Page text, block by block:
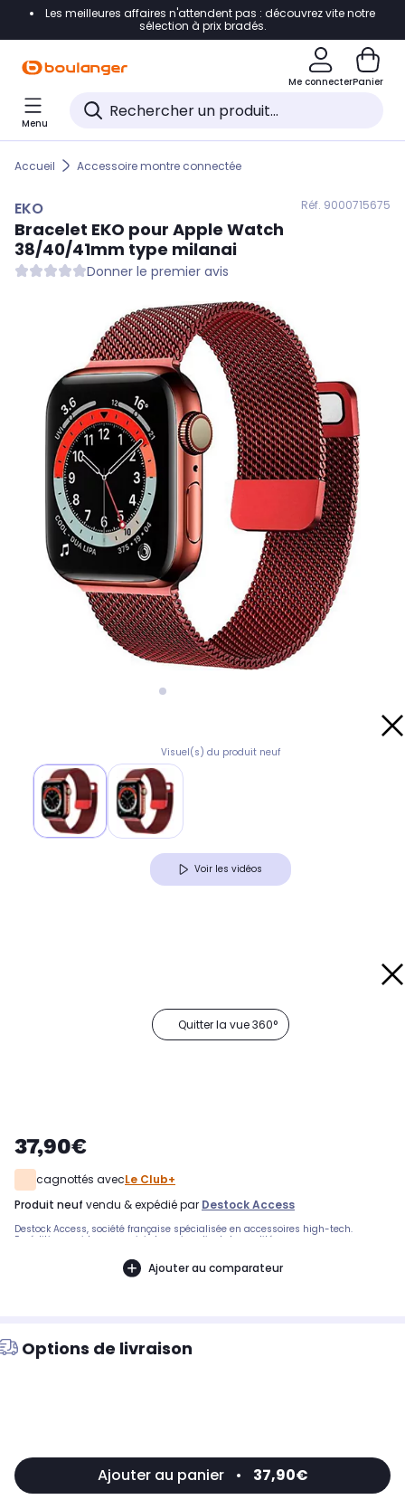
Accéder directement à la navigation
Accéder directement au pied de page
Accéder directement au chatbot
Les meilleures affaires n'attendent pas : découvrez vite notre
sélection à prix bradés.
Me connecterPanier
Menu
Accueil Accessoire montre connectée
EKO Réf. 9000715675
Bracelet EKO pour Apple Watch
38/40/41mm type milanai
Donner le premier avis
Visuel(s) du produit neuf
Voir les vidéos
Quitter la vue 360°
37,90€
cagnottés avecLe Club+
produit neuf vendu & expédié par Destock Access
Destock Access, société française spécialisée en accessoires high-tech.
Expédition rapide avec suivi et service client de qualité.
Ajouter au comparateur
Options de livraison
Ajouter au panier • 37,90€